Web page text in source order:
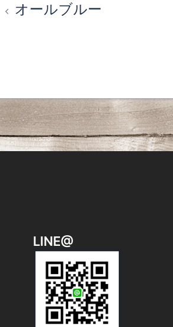
オールブルー
LINE@